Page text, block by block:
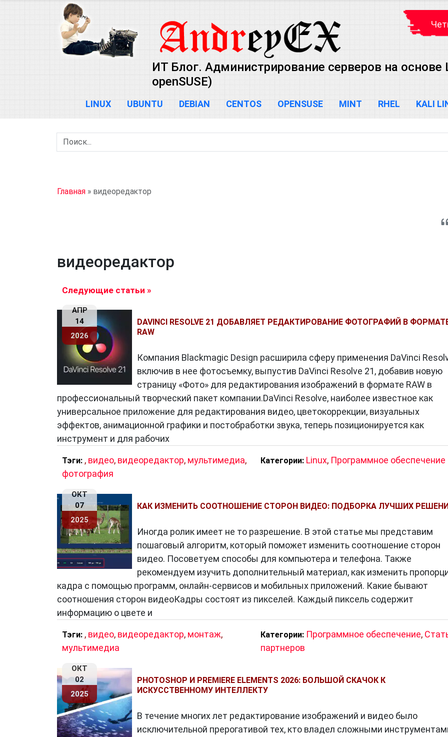
ИТ Блог. Администрирование серверов на основе
openSUSE)
LINUX UBUNTU DEBIAN CENTOS OPENSUSE MINT RHEL KALI
Главная » видеоредактор
видеоредактор
Следующие статьи »
АПР
14
2026
DAVINCI RESOLVE 21 ДОБАВЛЯЕТ РЕДАКТИРОВАНИЕ ФОТОГРАФИЙ В
RAW
Компания Blackmagic Design расширила сферу применения DaVinci
включив в нее фотосъемку, выпустив DaVinci Resolve 21, добавив новую
страницу «Фото» для редактирования изображений в формате RAW в
профессиональный творческий пакет компании.DaVinci Resolve, наиболее известное как
универсальное приложение для редактирования видео, цветокоррекции, визуальных
эффектов, анимационной графики и постобработки звука, теперь позиционируется как
инструмент и для рабочих
Тэги: , видео, видеоредактор, мультимедиа,
фотография
Категории: Linux, Программное обеспечение
ОКТ
07
2025
КАК ИЗМЕНИТЬ СООТНОШЕНИЕ СТОРОН ВИДЕО: ПОДБОРКА ЛУЧШИХ
Иногда ролик имеет не то разрешение. В этой статье мы представим
пошаговый алгоритм, который поможет изменить соотношение сторон
видео. Посоветуем способы для компьютера и телефона. Также
рекомендуем изучить дополнительный материал, как изменить
кадра с помощью программ, онлайн-сервисов и мобильных приложений. Какие бывают
соотношения сторон видеоКадры состоят из пикселей. Каждый пиксель содержит
информацию о цвете и
Тэги: , видео, видеоредактор, монтаж,
мультимедиа
Категории: Программное обеспечение,
партнеров
ОКТ
02
2025
PHOTOSHOP И PREMIERE ELEMENTS 2026: БОЛЬШОЙ СКАЧОК К
ИСКУССТВЕННОМУ ИНТЕЛЛЕКТУ
В течение многих лет редактирование изображений и видео было
исключительной прерогативой тех, кто владел сложными